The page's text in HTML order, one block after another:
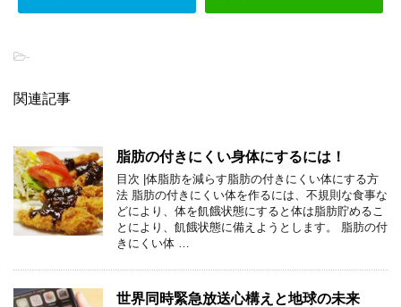
-
関連記事
脂肪の付きにくい身体にするには！
目次 |体脂肪を減らす脂肪の付きにくい体にする方
法 脂肪の付きにくい体を作るには、不規則な食事な
どにより、体を飢餓状態にすると体は脂肪貯めるこ
とにより、飢餓状態に備えようとします。 脂肪の付
きにくい体 …
世界同時緊急放送心構えと地球の未来